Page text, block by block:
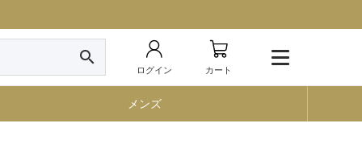
search
ログイン カート
メンズ